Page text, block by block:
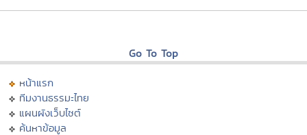
Go To Top
หน้าแรก
ทีมงานธรรมะไทย
แผนผังเว็บไซต์
ค้นหาข้อมูล